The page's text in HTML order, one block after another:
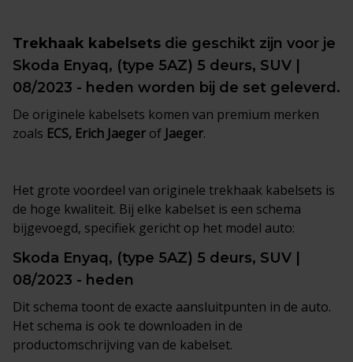
Trekhaak kabelsets die geschikt zijn voor je
Skoda Enyaq, (type 5AZ) 5 deurs, SUV |
08/2023 - heden worden bij de set geleverd.
De originele kabelsets komen van premium merken
zoals ECS, Erich Jaeger of Jaeger.
Het grote voordeel van originele trekhaak kabelsets is
de hoge kwaliteit. Bij elke kabelset is een schema
bijgevoegd, specifiek gericht op het model auto:
Skoda Enyaq, (type 5AZ) 5 deurs, SUV |
08/2023 - heden
Dit schema toont de exacte aansluitpunten in de auto.
Het schema is ook te downloaden in de
productomschrijving van de kabelset.